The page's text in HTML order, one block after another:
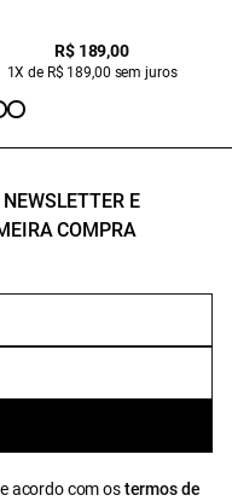
R$ 189,00
1X de R$ 189,00 sem juros
E
COMPRA
acordo com ostermos de